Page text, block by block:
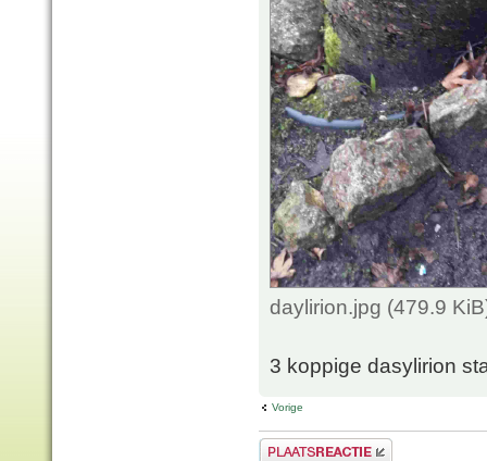
daylirion.jpg (479.9
3 koppige dasylirion
Vorige
Plaats een reactie